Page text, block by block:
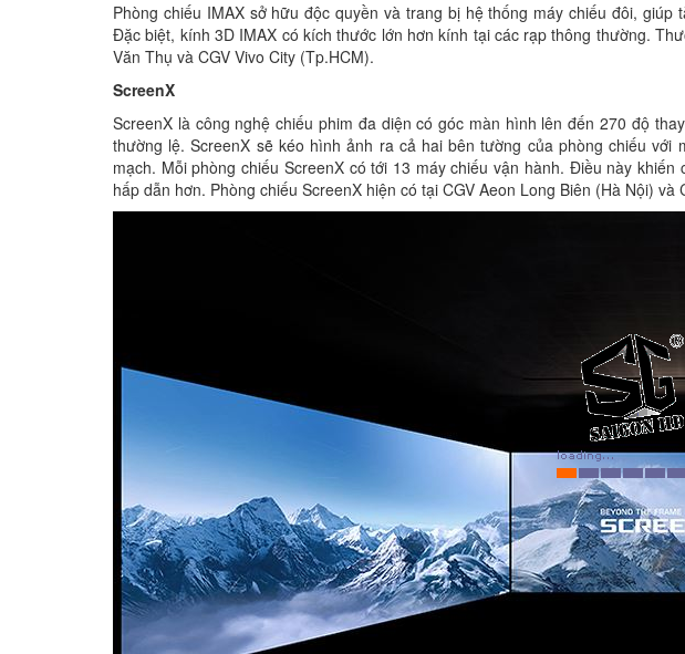
Phòng chiếu IMAX sở hữu độc quyền và trang bị hệ thống máy chiếu đôi,
Đặc biệt, kính 3D IMAX có kích thước lớn hơn kính tại các rạp thông thường.
Văn Thụ và CGV Vivo City (Tp.HCM).
ScreenX
ScreenX là công nghệ chiếu phim đa diện có góc màn hình lên đến 270 độ
thường lệ. ScreenX sẽ kéo hình ảnh ra cả hai bên tường của phòng chiếu
mạch. Mỗi phòng chiếu ScreenX có tới 13 máy chiếu vận hành. Điều này
hấp dẫn hơn. Phòng chiếu ScreenX hiện có tại CGV Aeon Long Biên (Hà Nội) và